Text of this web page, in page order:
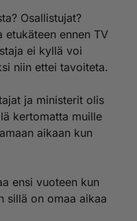
Osallistujat?
ennen TV
ei kyllä voi
niin ettei tavoiteta.
ja ministerit olis
kertomatta muille
aikaan kun
ensi vuoteen kun
sillä on omaa aikaa